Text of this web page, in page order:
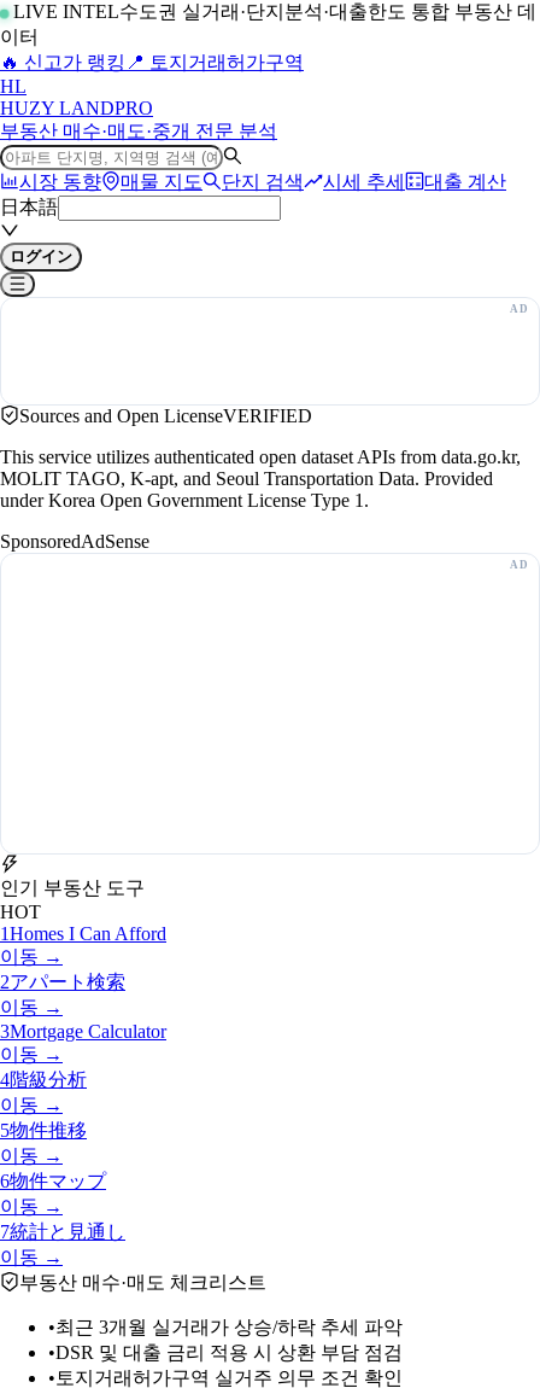
LIVE INTEL수도권 실거래·단지분석·대출한도 통합 부동산 데
이터
🔥 신고가 랭킹 📍 토지거래허가구역
HL
HUZY LANDPRO
부동산 매수·매도·중개 전문 분석
시장 동향 매물 지도 단지 검색 시세 추세
대출 계산
日本語
ログイン
Sources and Open LicenseVERIFIED
This service utilizes authenticated open dataset APIs from data.go.kr,
MOLIT TAGO, K-apt, and Seoul Transportation Data. Provided
under Korea Open Government License Type 1.
SponsoredAdSense
인기 부동산 도구
HOT
1Homes I Can Afford
이동 →
2アパート検索
이동 →
3Mortgage Calculator
이동 →
4階級分析
이동 →
5物件推移
이동 →
6物件マップ
이동 →
7統計と見通し
이동 →
부동산 매수·매도 체크리스트
•최근 3개월 실거래가 상승/하락 추세 파악
•DSR 및 대출 금리 적용 시 상환 부담 점검
• 토지거래허가구역 실거주 의무 조건 확인